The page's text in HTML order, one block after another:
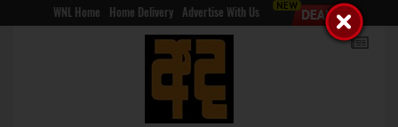
WNL Home Home Delivery Advertise With Us